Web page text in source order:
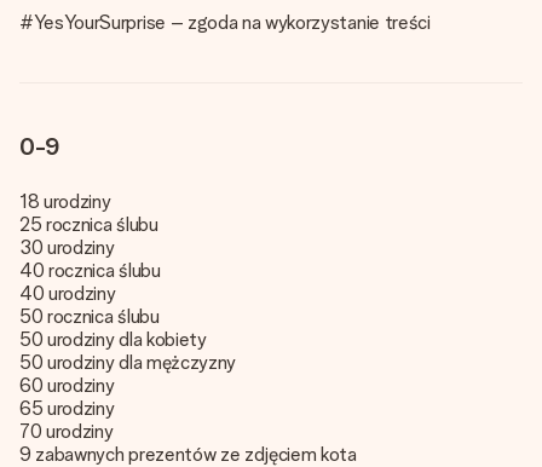
poruszy serce. Bez problemu, po prostu ogrom miłości na
#YesYourSurprise – zgoda na wykorzystanie treści
0-9
18 urodziny
25 rocznica ślubu
30 urodziny
40 rocznica ślubu
40 urodziny
50 rocznica ślubu
50 urodziny dla kobiety
50 urodziny dla mężczyzny
60 urodziny
65 urodziny
70 urodziny
9 zabawnych prezentów ze zdjęciem kota